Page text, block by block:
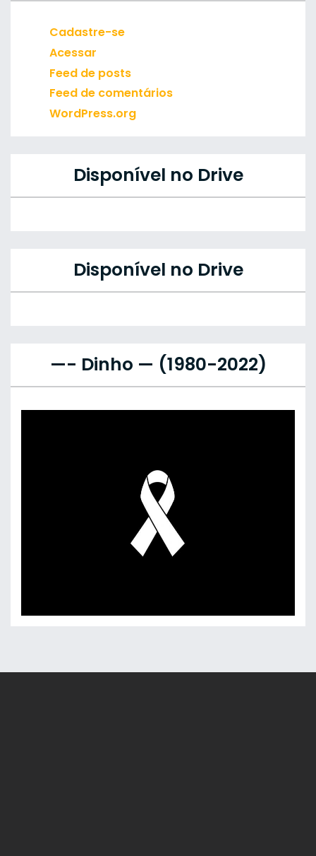
Cadastre-se
Acessar
Feed de posts
Feed de comentários
WordPress.org
Disponível no Drive
Disponível no Drive
—- Dinho — (1980-2022)